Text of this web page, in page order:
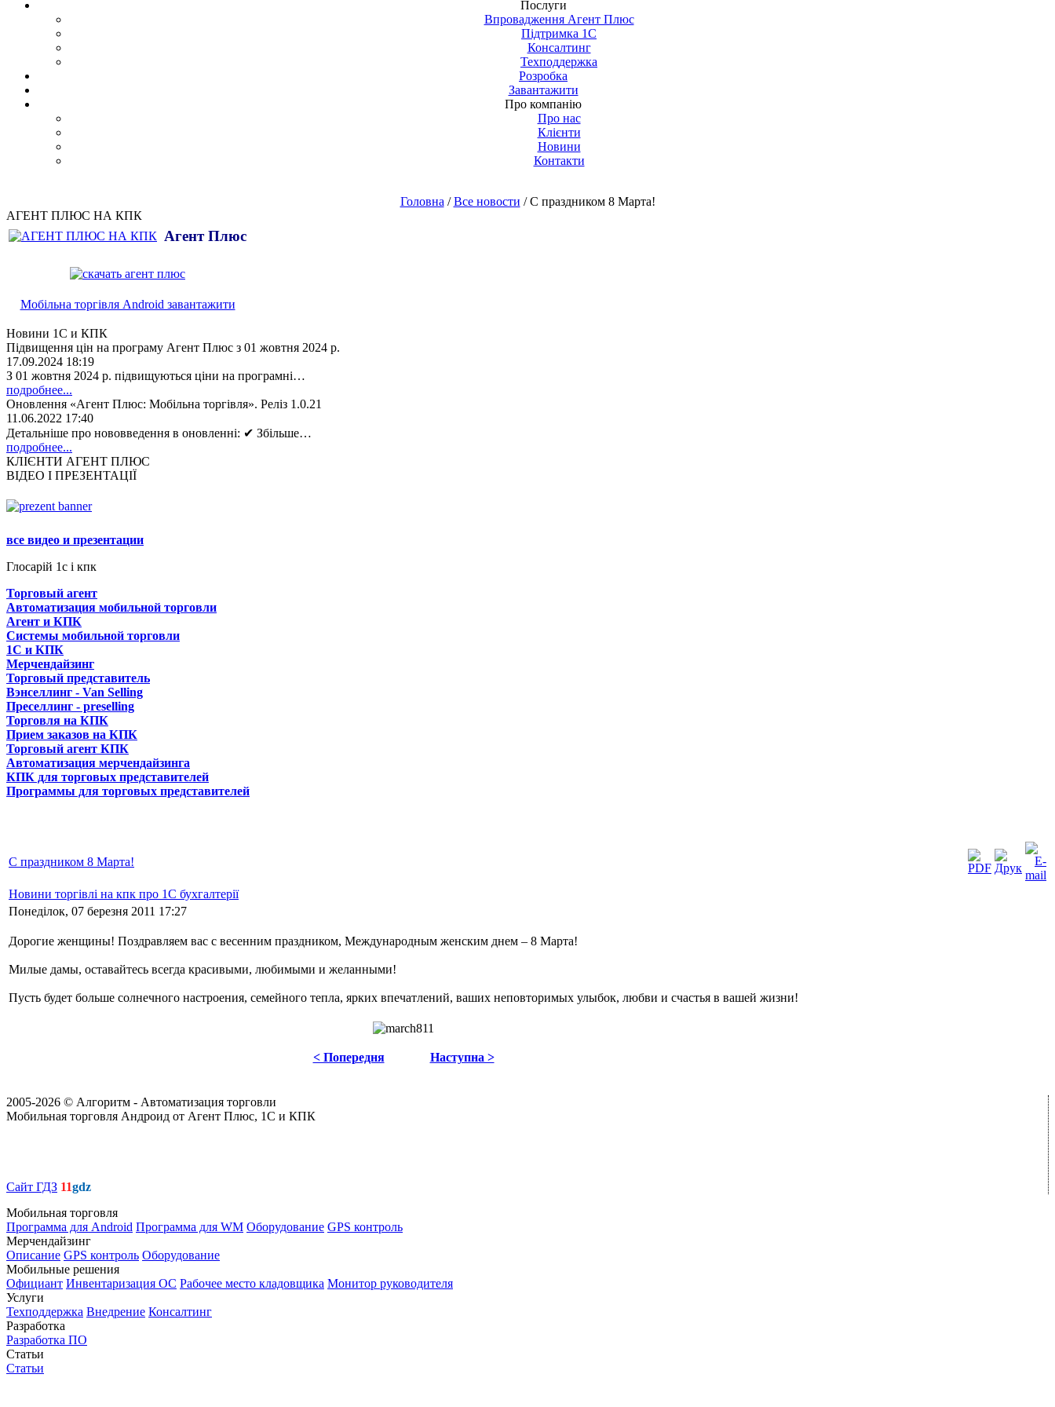
Послуги
Впровадження Агент Плюс
Підтримка 1С
Консалтинг
Техподдержка
Розробка
Завантажити
Про компанію
Про нас
Клієнти
Новини
Контакти
Головна /Все новости / С праздником 8 Марта!
АГЕНТ ПЛЮС НА КПК
Агент Плюс
Мобільна торгівля Android завантажити
Новини 1С и КПК
Підвищення цін на програму Агент Плюс з 01 жовтня 2024 р.
17.09.2024 18:19
З 01 жовтня 2024 р. підвищуються ціни на програмні…
подробнее...
Оновлення «Агент Плюс: Мобільна торгівля». Реліз 1.0.21
11.06.2022 17:40
Детальніше про нововведення в оновленні: ✔ Збільше…
подробнее...
КЛІЄНТИ АГЕНТ ПЛЮС
ВІДЕО І ПРЕЗЕНТАЦІЇ
все видео и презентации
Глосарій 1с і кпк
Торговый агент
Автоматизация мобильной торговли
Агент и КПК
Системы мобильной торговли
1C и КПК
Мерчендайзинг
Торговый представитель
Вэнселлинг - Van Selling
Преселлинг - preselling
Торговля на КПК
Прием заказов на КПК
Торговый агент КПК
Автоматизация мерчендайзинга
КПК для торговых представителей
Программы для торговых представителей
С праздником 8 Марта!
Новини торгівлі на кпк про 1С бухгалтерії
Понеділок, 07 березня 2011 17:27
Дорогие женщины! Поздравляем вас с весенним праздником, Международным женским днем – 8 Марта!
Милые дамы, оставайтесь всегда красивыми, любимыми и желанными!
Пусть будет больше солнечного настроения, семейного тепла, ярких впечатлений, ваших неповторимых улыбок, любви и счастья в вашей жизни!
< Попередня Наступна >
2005-2026 © Алгоритм - Автоматизация торговли
Мобильная торговля Андроид от Агент Плюс, 1С и КПК
Сайт ГДЗ 11gdz
Мобильная торговля
Программа для Android Программа для WM Оборудование GPS контроль
Мерчендайзинг
Описание GPS контроль Оборудование
Мобильные решения
Официант Инвентаризация ОС Рабочее место кладовщика Монитор руководителя
Услуги
Техподдержка Внедрение Консалтинг
Разработка
Разработка ПО
Статьи
Статьи